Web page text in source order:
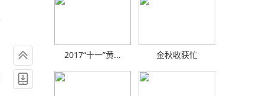


2017“十一”黄... 金秋收获忙